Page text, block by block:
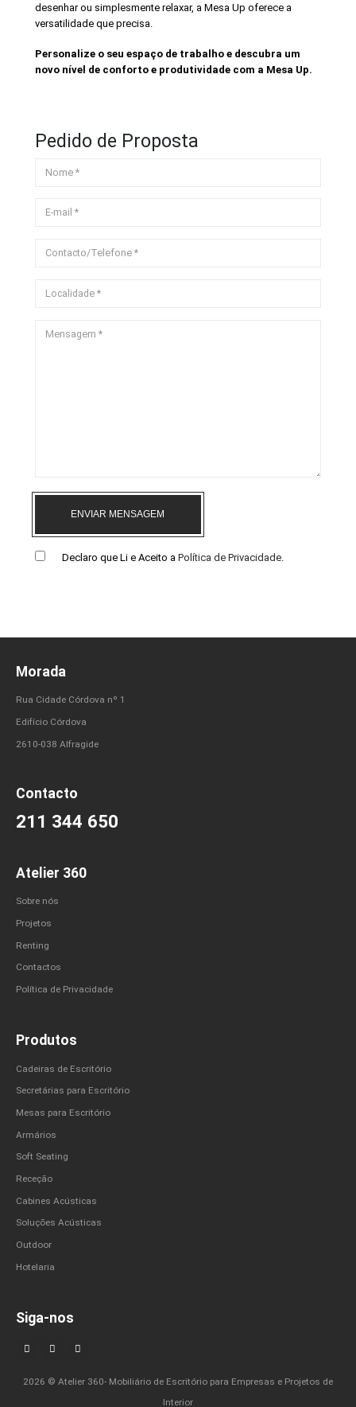
desenhar ou simplesmente relaxar, a Mesa Up oferece a
versatilidade que precisa.
Personalize o seu espaço de trabalho e descubra um
novo nível de conforto e produtividade com a Mesa Up.
Pedido de Proposta
ENVIAR MENSAGEM
Declaro que Li e Aceito a Política de Privacidade.
Morada
Rua Cidade Córdova nº 1
Edifício Córdova
2610-038 Alfragide
Contacto
211 344 650
Atelier 360
Sobre nós
Projetos
Renting
Contactos
Política de Privacidade
Produtos
Cadeiras de Escritório
Secretárias para Escritório
Mesas para Escritório
Armários
Soft Seating
Receção
Cabines Acústicas
Soluções Acústicas
Outdoor
Hotelaria
Siga-nos
2026 © Atelier 360- Mobiliário de Escritório para Empresas e Projetos de
Interior